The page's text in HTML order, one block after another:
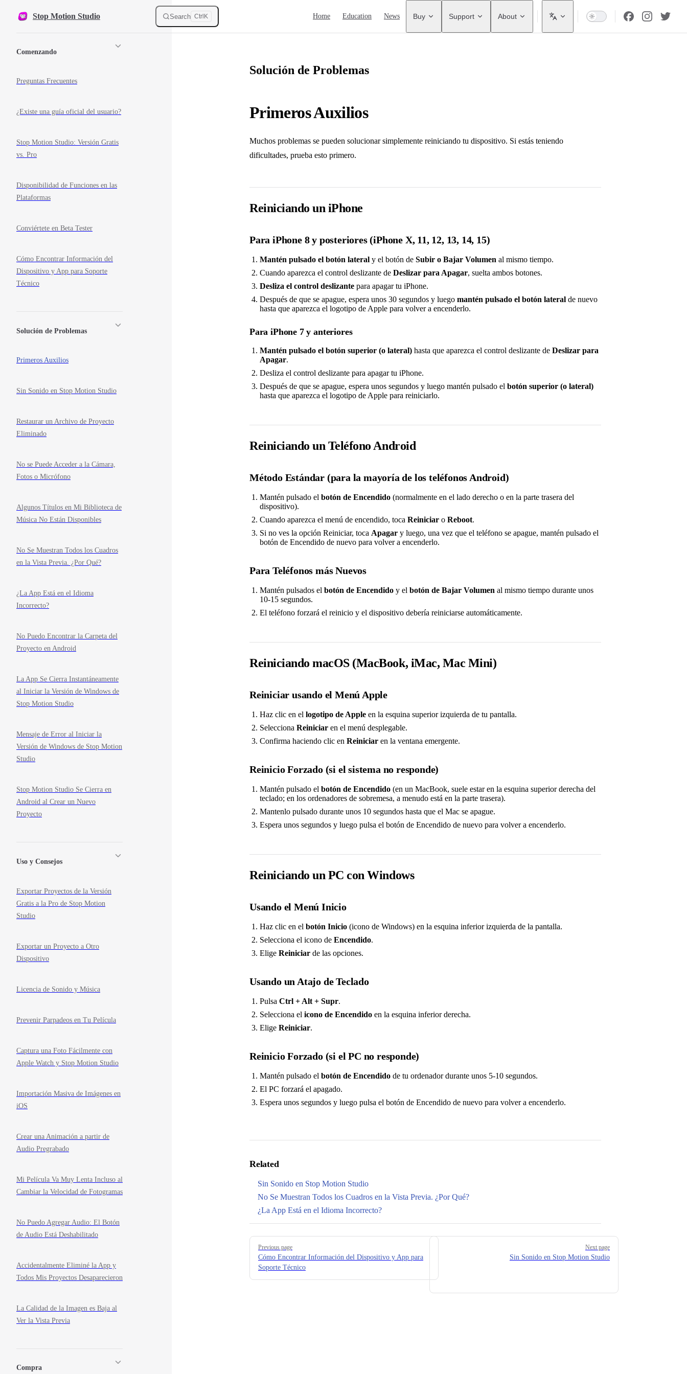
Skip to content
Stop Motion Studio Search Ctrl K Home Education News Buy Support About
Comenzando
Preguntas Frecuentes
¿Existe una guía oficial del usuario?
Stop Motion Studio: Versión Gratis
vs. Pro
Disponibilidad de Funciones en las
Plataformas
Conviértete en Beta Tester
Cómo Encontrar Información del
Dispositivo y App para Soporte
Técnico
Solución de Problemas
Primeros Auxilios
Sin Sonido en Stop Motion Studio
Restaurar un Archivo de Proyecto
Eliminado
No se Puede Acceder a la Cámara,
Fotos o Micrófono
Algunos Títulos en Mi Biblioteca de
Música No Están Disponibles
No Se Muestran Todos los Cuadros
en la Vista Previa. ¿Por Qué?
¿La App Está en el Idioma
Incorrecto?
No Puedo Encontrar la Carpeta del
Proyecto en Android
La App Se Cierra Instantáneamente
al Iniciar la Versión de Windows de
Stop Motion Studio
Mensaje de Error al Iniciar la
Versión de Windows de Stop Motion
Studio
Stop Motion Studio Se Cierra en
Android al Crear un Nuevo
Proyecto
Uso y Consejos
Exportar Proyectos de la Versión
Gratis a la Pro de Stop Motion
Studio
Exportar un Proyecto a Otro
Dispositivo
Licencia de Sonido y Música
Prevenir Parpadeos en Tu Película
Captura una Foto Fácilmente con
Apple Watch y Stop Motion Studio
Importación Masiva de Imágenes en
iOS
Crear una Animación a partir de
Audio Pregrabado
Mi Película Va Muy Lenta Incluso al
Cambiar la Velocidad de Fotogramas
No Puedo Agregar Audio: El Botón
de Audio Está Deshabilitado
Accidentalmente Eliminé la App y
Todos Mis Proyectos Desaparecieron
La Calidad de la Imagen es Baja al
Ver la Vista Previa
Compra
Solución de Problemas
Primeros Auxilios
Muchos problemas se pueden solucionar simplemente reiniciando tu dispositivo. Si estás teniendo
dificultades, prueba esto primero.
Reiniciando un iPhone
Para iPhone 8 y posteriores (iPhone X, 11, 12, 13, 14, 15)
Mantén pulsado el botón lateral y el botón de Subir o Bajar Volumen al mismo tiempo.
Cuando aparezca el control deslizante de Deslizar para Apagar, suelta ambos botones.
Desliza el control deslizante para apagar tu iPhone.
Después de que se apague, espera unos 30 segundos y luego mantén pulsado el botón lateral de nuevo
hasta que aparezca el logotipo de Apple para volver a encenderlo.
Para iPhone 7 y anteriores
Mantén pulsado el botón superior (o lateral) hasta que aparezca el control deslizante de Deslizar para
Apagar.
Desliza el control deslizante para apagar tu iPhone.
Después de que se apague, espera unos segundos y luego mantén pulsado el botón superior (o lateral)
hasta que aparezca el logotipo de Apple para reiniciarlo.
Reiniciando un Teléfono Android
Método Estándar (para la mayoría de los teléfonos Android)
Mantén pulsado el botón de Encendido (normalmente en el lado derecho o en la parte trasera del
dispositivo).
Cuando aparezca el menú de encendido, toca Reiniciar o Reboot.
Si no ves la opción Reiniciar, toca Apagar y luego, una vez que el teléfono se apague, mantén pulsado el
botón de Encendido de nuevo para volver a encenderlo.
Para Teléfonos más Nuevos
Mantén pulsados el botón de Encendido y el botón de Bajar Volumen al mismo tiempo durante unos
10-15 segundos.
El teléfono forzará el reinicio y el dispositivo debería reiniciarse automáticamente.
Reiniciando macOS (MacBook, iMac, Mac Mini)
Reiniciar usando el Menú Apple
Haz clic en el logotipo de Apple en la esquina superior izquierda de tu pantalla.
Selecciona Reiniciar en el menú desplegable.
Confirma haciendo clic en Reiniciar en la ventana emergente.
Reinicio Forzado (si el sistema no responde)
Mantén pulsado el botón de Encendido (en un MacBook, suele estar en la esquina superior derecha del
teclado; en los ordenadores de sobremesa, a menudo está en la parte trasera).
Mantenlo pulsado durante unos 10 segundos hasta que el Mac se apague.
Espera unos segundos y luego pulsa el botón de Encendido de nuevo para volver a encenderlo.
Reiniciando un PC con Windows
Usando el Menú Inicio
Haz clic en el botón Inicio (icono de Windows) en la esquina inferior izquierda de la pantalla.
Selecciona el icono de Encendido.
Elige Reiniciar de las opciones.
Usando un Atajo de Teclado
Pulsa Ctrl + Alt + Supr.
Selecciona el icono de Encendido en la esquina inferior derecha.
Elige Reiniciar.
Reinicio Forzado (si el PC no responde)
Mantén pulsado el botón de Encendido de tu ordenador durante unos 5-10 segundos.
El PC forzará el apagado.
Espera unos segundos y luego pulsa el botón de Encendido de nuevo para volver a encenderlo.
Related
Sin Sonido en Stop Motion Studio
No Se Muestran Todos los Cuadros en la Vista Previa. ¿Por Qué?
¿La App Está en el Idioma Incorrecto?
Pager
Previous page
Cómo Encontrar Información del Dispositivo y App para
Soporte Técnico
Next page
Sin Sonido en Stop Motion Studio